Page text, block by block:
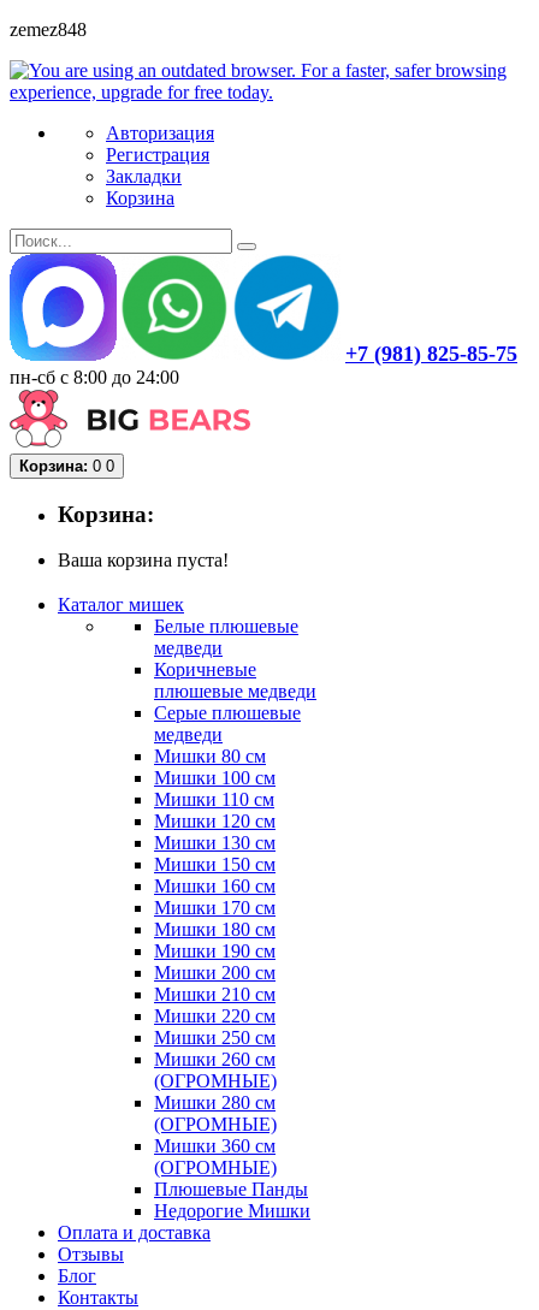
zemez848
Авторизация
Регистрация
Закладки
Корзина
+7 (981) 825-85-75
пн-сб с 8:00 до 24:00
Корзина: 0 0
Корзина:
Ваша корзина пуста!
Каталог мишек
Белые плюшевые
медведи
Коричневые
плюшевые медведи
Серые плюшевые
медведи
Мишки 80 см
Мишки 100 см
Мишки 110 см
Мишки 120 см
Мишки 130 см
Мишки 150 см
Мишки 160 см
Мишки 170 см
Мишки 180 см
Мишки 190 см
Мишки 200 см
Мишки 210 см
Мишки 220 см
Мишки 250 см
Мишки 260 см
(ОГРОМНЫЕ)
Мишки 280 см
(ОГРОМНЫЕ)
Мишки 360 см
(ОГРОМНЫЕ)
Плюшевые Панды
Недорогие Мишки
Оплата и доставка
Отзывы
Блог
Контакты